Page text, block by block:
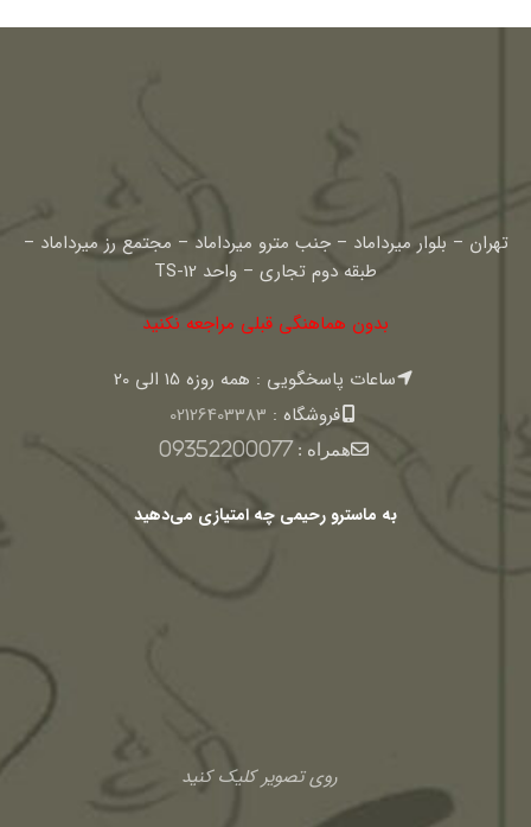
تهران – بلوار میرداماد – جنب مترو میرداماد – مجتمع رز میرداماد –
طبقه دوم تجاری – واحد TS-12
بدون هماهنگی قبلی مراجعه نکنید
ساعات پاسخگویی : همه روزه 15 الی 20
فروشگاه : 02126403383
همراه :09352200077
به ماسترو رحیمی چه امتیازی می‌دهید
روی تصویر کلیک کنید